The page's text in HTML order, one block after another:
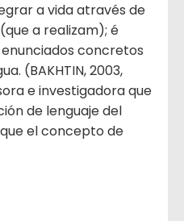
a vida através de
a realizam); é
concretos
(BAKHTIN, 2003,
e investigadora que
de lenguaje del
el concepto de